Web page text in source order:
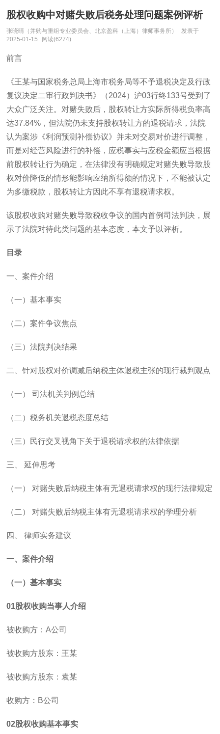
股权收购中对赌失败后税务处理问题案例评析
张晓晴（并购与重组专业委员会、北京盈科（上海）律师事务所）
发表于
2025-01-15
阅读(6274)
前言
《王某与国家税务总局上海市税务局等不予退税决定及行政
复议决定二审行政判决书》（2024）沪03行终133号受到了
大众广泛关注。对赌失败后，股权转让方实际所得税负率高
达37.84% ，但法院仍未支持股权转让方的退税请求，法院
认为案涉《利润预测补偿协议》并未对交易对价进行调整，
而是对经营风险进行的补偿，应税事实与应税金额应当根据
前股权转让行为确定，在法律没有明确规定对赌失败导致股
权对价降低的情形能影响应纳所得额的情况下，不能被认定
为多缴税款，股权转让方因此不享有退税请求权。
该股权收购对赌失败导致税收争议的国内首例司法判决，展
示了法院对待此类问题的基本态度，本文予以评析。
目录
一、案件介绍
（一）基本事实
（二）案件争议焦点
（三）法院判决结果
二、针对股权对价调减后纳税主体退税主张的现行裁判观点
（一） 司法机关判例总结
（二）税务机关退税态度总结
（三）民行交叉视角下关于退税请求权的法律依据
三、 延伸思考
（一） 对赌失败后纳税主体有无退税请求权的现行法律规定
（二） 对赌失败后纳税主体有无退税请求权的学理分析
四、 律师实务建议
一、案件介绍
（一）基本事实
01股权收购当事人介绍
被收购方：A公司
被收购方股东：王某
被收购方股东：袁某
收购方： B公司
02股权收购基本事实